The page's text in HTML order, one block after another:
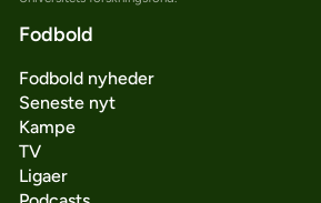
Fodbold
Fodbold nyheder
Seneste nyt
Kampe
TV
Ligaer